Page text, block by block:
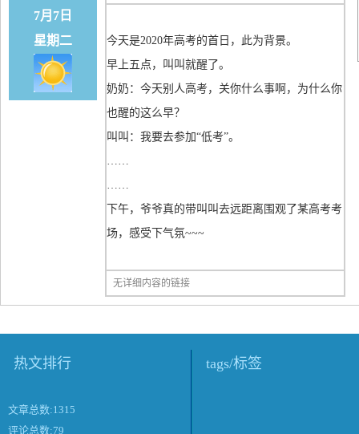
7月7日
星期二
今天是2020年高考的首日，此为背景。
早上五点，叫叫就醒了。
奶奶：今天别人高考，关你什么事啊，为什么你
也醒的这么早？
叫叫：我要去参加“低考”。
……
……
下午，爷爷真的带叫叫去远距离围观了某高考考
场，感受下气氛~~~
无详细内容的链接
热文排行
文章总数:1315
评论总数:79
tags/标签